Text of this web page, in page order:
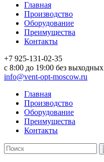
Главная
Производство
Оборудование
Преимущества
Контакты
+7 925-131-02-35
c 8:00 до 19:00 без выходных
info@vent-opt-moscow.ru
Главная
Производство
Оборудование
Преимущества
Контакты